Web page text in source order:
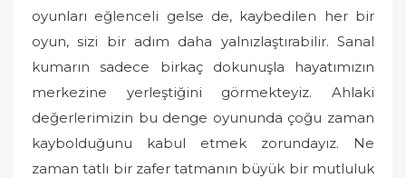
oyunları eğlenceli gelse de, kaybedilen her bir
oyun, sizi bir adım daha yalnızlaştırabilir. Sanal
kumarın sadece birkaç dokunuşla hayatımızın
merkezine yerleştiğini görmekteyiz. Ahlaki
değerlerimizin bu denge oyununda çoğu zaman
kaybolduğunu kabul etmek zorundayız. Ne
zaman tatlı bir zafer tatmanın büyük bir mutluluk